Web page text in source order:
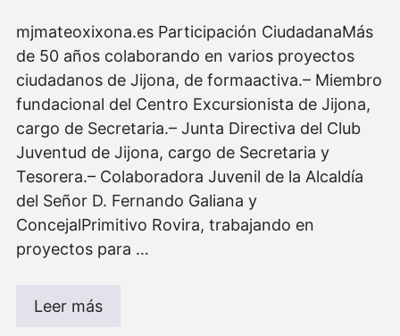
mjmateoxixona.es Participación CiudadanaMás
de 50 años colaborando en varios proyectos
ciudadanos de Jijona, de formaactiva.– Miembro
fundacional del Centro Excursionista de Jijona,
cargo de Secretaria.– Junta Directiva del Club
Juventud de Jijona, cargo de Secretaria y
Tesorera.– Colaboradora Juvenil de la Alcaldía
del Señor D. Fernando Galiana y
ConcejalPrimitivo Rovira, trabajando en
proyectos para …
Leer más